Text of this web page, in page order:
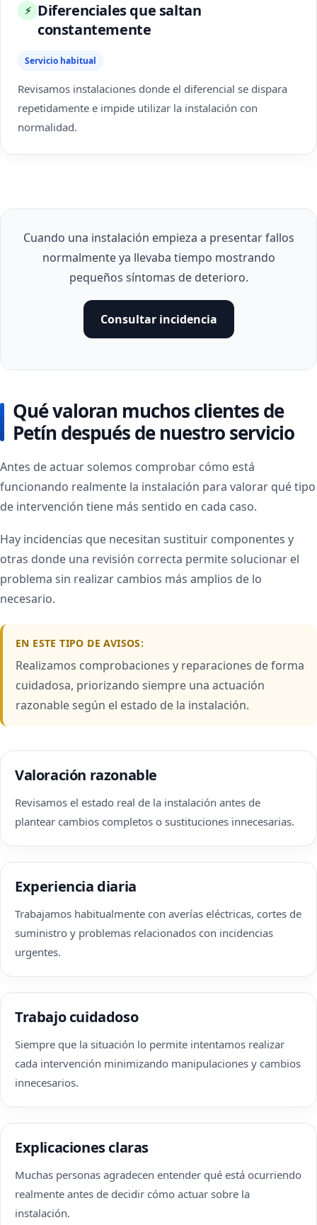
⚡ Diferenciales que saltan
constantemente
Servicio habitual
Revisamos instalaciones donde el diferencial se dispara
repetidamente e impide utilizar la instalación con
normalidad.
Cuando una instalación empieza a presentar fallos
normalmente ya llevaba tiempo mostrando
pequeños síntomas de deterioro.
Consultar incidencia
Qué valoran muchos clientes de
Petín después de nuestro servicio
Antes de actuar solemos comprobar cómo está
funcionando realmente la instalación para valorar qué tipo
de intervención tiene más sentido en cada caso.
Hay incidencias que necesitan sustituir componentes y
otras donde una revisión correcta permite solucionar el
problema sin realizar cambios más amplios de lo
necesario.
EN ESTE TIPO DE AVISOS:
Realizamos comprobaciones y reparaciones de forma
cuidadosa, priorizando siempre una actuación
razonable según el estado de la instalación.
Valoración razonable
Revisamos el estado real de la instalación antes de
plantear cambios completos o sustituciones innecesarias.
Experiencia diaria
Trabajamos habitualmente con averías eléctricas, cortes de
suministro y problemas relacionados con incidencias
urgentes.
Trabajo cuidadoso
Siempre que la situación lo permite intentamos realizar
cada intervención minimizando manipulaciones y cambios
innecesarios.
Explicaciones claras
Muchas personas agradecen entender qué está ocurriendo
realmente antes de decidir cómo actuar sobre la
instalación.